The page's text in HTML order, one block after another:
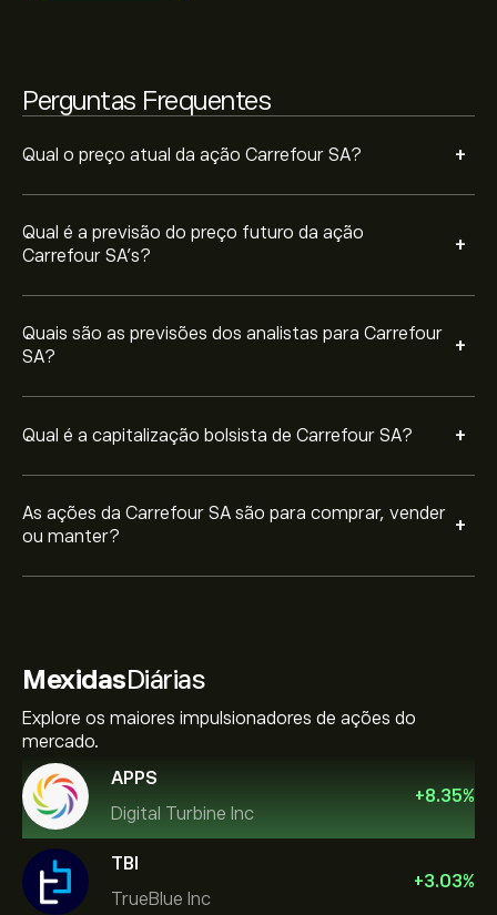
Perguntas Frequentes
Qual o preço atual da ação Carrefour SA? +
Qual é a previsão do preço futuro da ação
Carrefour SA’s?
+
Quais são as previsões dos analistas para Carrefour
SA?
+
Qual é a capitalização bolsista de Carrefour SA? +
As ações da Carrefour SA são para comprar, vender
ou manter?
+
MexidasDiárias
Explore os maiores impulsionadores de ações do
mercado.
APPS
Digital Turbine Inc
+8.35%
TBI
TrueBlue Inc
+3.03%